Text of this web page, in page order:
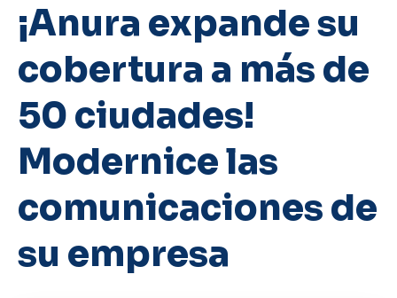
¡Anura expande su
cobertura a más de
50 ciudades!
Modernice las
comunicaciones de
su empresa